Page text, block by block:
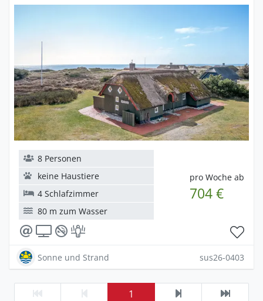
pro Woche ab
704 €
8 Personen
keine Haustiere
4 Schlafzimmer
80 m zum Wasser
Sonne und Strand sus26-0403
1